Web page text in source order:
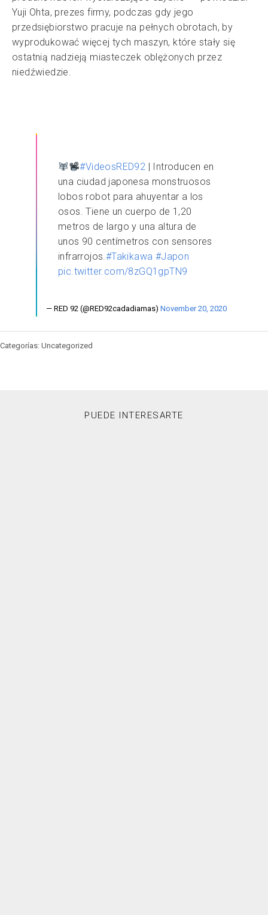
Yuji Ohta, prezes firmy, podczas gdy jego
przedsiębiorstwo pracuje na pełnych obrotach, by
wyprodukować więcej tych maszyn, które stały się
ostatnią nadzieją miasteczek oblężonych przez
niedźwiedzie.
#VideosRED92 | Introducen en
una ciudad japonesa monstruosos
lobos robot para ahuyentar a los
osos. Tiene un cuerpo de 1,20
metros de largo y una altura de
unos 90 centímetros con sensores
infrarrojos.#Takikawa #Japon
pic.twitter.com/8zGQ1gpTN9
— RED 92 (@RED92cadadiamas) November 20, 2020
Categorías: Uncategorized
PUEDE INTERESARTE